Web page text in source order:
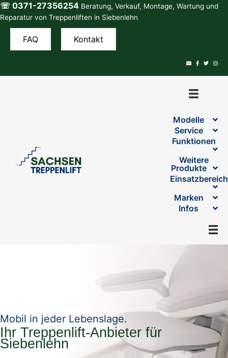
Zum
Inhalt
springen
☏ 0371-27356254 Beratung, Verkauf, Montage, Wartung und
Reparatur von Treppenliften in Siebenlehn
FAQ Kontakt
Modelle
Service
Funktionen
Weitere
Produkte
Marken
Infos
Mobil in jeder Lebenslage.
Ihr Treppenlift-Anbieter für
Siebenlehn